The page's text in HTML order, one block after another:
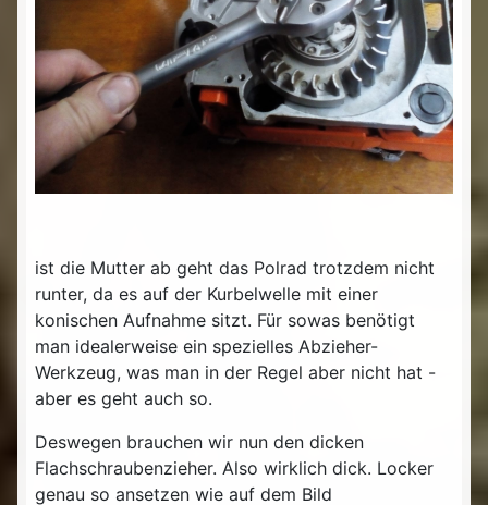
ist die Mutter ab geht das Polrad trotzdem nicht
runter, da es auf der Kurbelwelle mit einer
konischen Aufnahme sitzt. Für sowas benötigt
man idealerweise ein spezielles Abzieher-
Werkzeug, was man in der Regel aber nicht hat -
aber es geht auch so.
Deswegen brauchen wir nun den dicken
Flachschraubenzieher. Also wirklich dick. Locker
genau so ansetzen wie auf dem Bild